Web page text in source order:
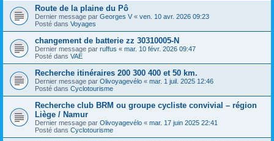
Route de la plaine du Pô
Dernier message par Georges V « ven. 10 avr. 2026 09:23
Posté dans Voyages
changement de batterie zz 30310005-N
Dernier message par ruffus « mar. 10 févr. 2026 09:47
Posté dans VAE
Recherche itinéraires 200 300 400 et 50 km.
Dernier message par Olivoyagevélo « mar. 1 juil. 2025 12:46
Posté dans Cyclotourisme
Recherche club BRM ou groupe cycliste convivial – région
Liège / Namur
Dernier message par Olivoyagevélo « mar. 17 juin 2025 22:41
Posté dans Cyclotourisme